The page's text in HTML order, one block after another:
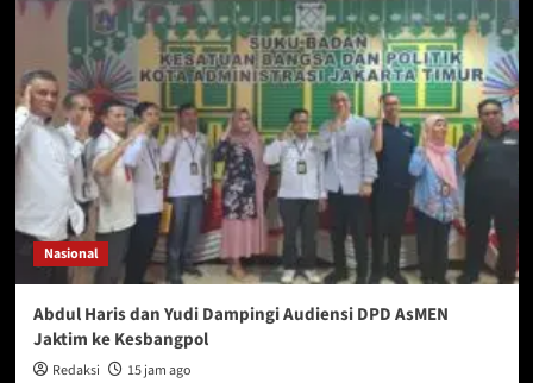
Nasional
Abdul Haris dan Yudi Dampingi Audiensi DPD AsMEN
Jaktim ke Kesbangpol
Redaksi 15 jam ago